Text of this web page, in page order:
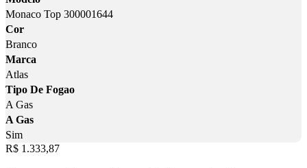
Monaco Top 300001644
Cor
Branco
Marca
Atlas
Tipo De Fogao
A Gas
A Gas
Sim
Price:
R$ 1.333,87